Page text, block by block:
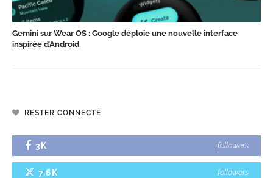
Gemini sur Wear OS : Google déploie une nouvelle interface
inspirée d’Android
RESTER CONNECTÉ
3K followers
7.6K followers